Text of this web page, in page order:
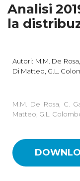
Analisi
la
Autori: M.M. De
Di Matteo, G.L.
M.M. De Rosa, C.
Matteo, G.L.